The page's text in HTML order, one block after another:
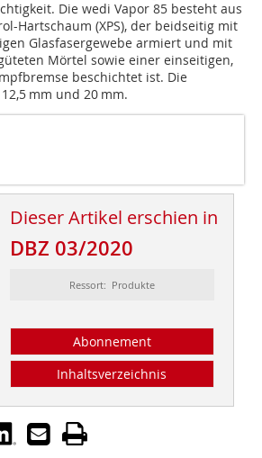
Die wedi Vapor 85 besteht aus
Hartschaum (XPS), der beidseitig mit
Glasfasergewebe armiert und mit
Mörtel sowie einer einseitigen,
beschichtet ist. Die
mm und 20 mm.
Dieser Artikel erschien in
DBZ 03/2020
Ressort: Produkte
Abonnement
Inhaltsverzeichnis